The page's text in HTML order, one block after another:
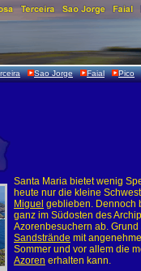
Sao Jorge Faial Pico
Santa Maria bietet wenig
heute nur die kleine
Miguel geblieben. Dennoch
ganz im Südosten des
Azorenbesuchern ab.
Sandstrände mit
Sommer und vor allem die
Azoren erhalten kann.